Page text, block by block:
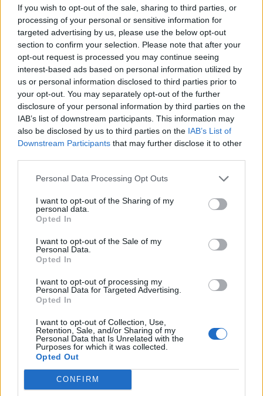
If you wish to opt-out of the sale, sharing to third parties, or
processing of your personal or sensitive information for
targeted advertising by us, please use the below opt-out
section to confirm your selection. Please note that after your
opt-out request is processed you may continue seeing
interest-based ads based on personal information utilized by
us or personal information disclosed to third parties prior to
your opt-out. You may separately opt-out of the further
disclosure of your personal information by third parties on the
IAB’s list of downstream participants. This information may
also be disclosed by us to third parties on the IAB’s List of
Downstream Participants that may further disclose it to other
Personal Data Processing Opt Outs
I want to opt-out of the Sharing of my
personal data.
Opted In
I want to opt-out of the Sale of my
Personal Data.
Opted In
I want to opt-out of processing my
Personal Data for Targeted Advertising.
Opted In
I want to opt-out of Collection, Use,
Retention, Sale, and/or Sharing of my
Personal Data that Is Unrelated with the
Purposes for which it was collected.
Opted Out
CONFIRM
Αποστάσεις
ΠΕΡΙΣΣΟΤΕΡΑ
Παιδί
Διακόσμηση
Διατροφή
Auto